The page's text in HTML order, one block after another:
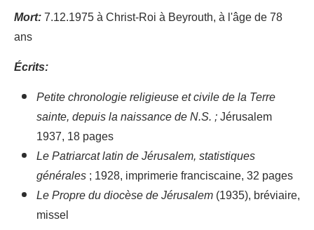
Mort:7.12.1975 à Christ-Roi à Beyrouth, à l'âge de 78
ans
Écrits:
Petite chronologie religieuse et civile de la Terre
sainte, depuis la naissance de N.S. ;Jérusalem
1937, 18 pages
Le Patriarcat latin de Jérusalem, statistiques
générales; 1928, imprimerie franciscaine, 32 pages
Le Propre du diocèse de Jérusalem(1935), bréviaire,
missel